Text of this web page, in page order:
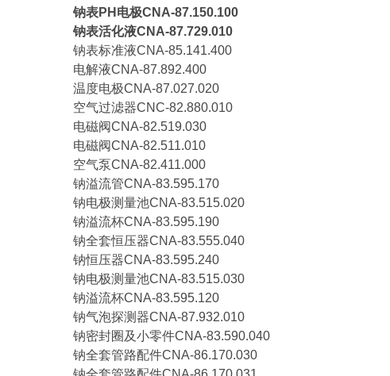
钠表PH电极CNA-87.150.100
钠表活化液CNA-87.729.010
钠表标准液CNA-85.141.400
电解液CNA-87.892.400
温度电极CNA-87.027.020
空气过滤器CNC-82.880.010
电磁阀CNA-82.519.030
电磁阀CNA-82.511.010
空气泵CNA-82.411.000
钠溢流管CNA-83.595.170
钠电极测量池CNA-83.515.020
钠溢流杯CNA-83.595.190
钠全套恒压器CNA-83.555.040
钠恒压器CNA-83.595.240
钠电极测量池CNA-83.515.030
钠溢流杯CNA-83.595.120
钠气泡探测器CNA-87.932.010
钠密封圈及小零件CNA-83.590.040
钠全套管路配件CNA-86.170.030